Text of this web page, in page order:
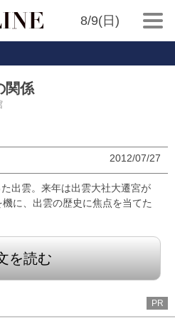
8/9(日)
関係
2012/07/27
出雲。来年は出雲大社大遷宮が
に、出雲の歴史に焦点を当てた
を読む
PR